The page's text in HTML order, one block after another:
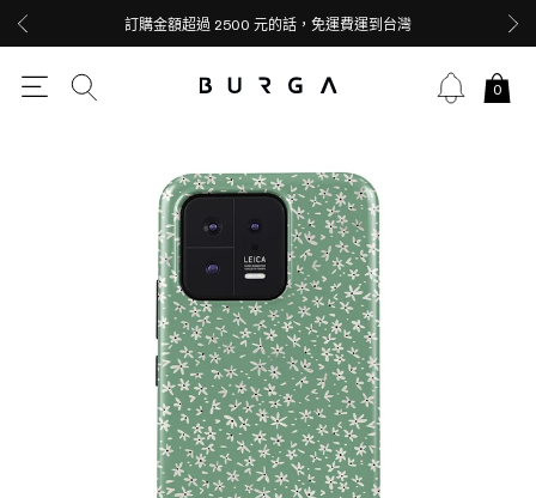
訂購金額超過 2500 元的話，免運費運到台灣
0